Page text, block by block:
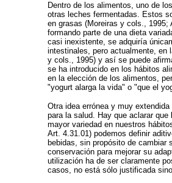
Dentro de los alimentos, uno de
otras leches fermentadas. Estos
en grasas (Moreiras y cols., 1995;
formando parte de una dieta
casi inexistente, se adquiría
intestinales, pero actualmente, en
y cols., 1995) y así se puede
se ha introducido en los hábitos
en la elección de los alimentos,
"yogurt alarga la vida" o "que el
Otra idea errónea y muy
para la salud. Hay que aclarar
mayor variedad en nuestros
Art. 4.31.01) podemos definir
bebidas, sin propósito de
conservación para mejorar su
utilización ha de ser claramente
casos, no está sólo justificada